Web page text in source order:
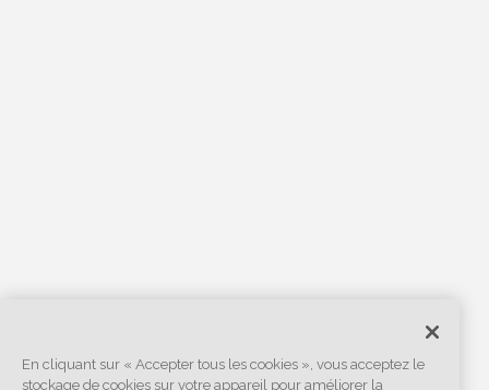
En cliquant sur « Accepter tous les cookies », vous acceptez le
stockage de cookies sur votre appareil pour améliorer la